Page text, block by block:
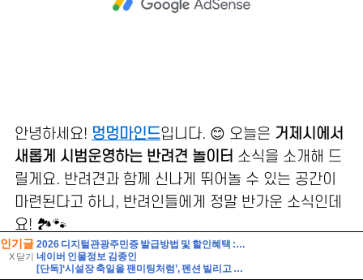
인기글
X 닫기
2026 디지털관광주민증 발급방법 및 할인혜택 :: 영동 가성비 여행 (영동 와인터널 및 레인보우 힐링센터 입장료 할인 등)
네이버 인물정보 김종인
[단독]‘시설장 축일을 팬미팅처럼’, 펜션 빌리고 신부 콘셉트 단체사진···보고도 못 믿을 ‘직장 내 갑질’